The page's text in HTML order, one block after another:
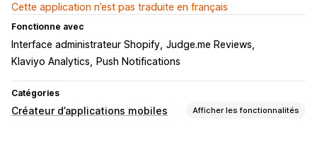
Cette application n’est pas traduite en français
Fonctionne avec
Interface administrateur Shopify Judge.me Reviews
Klaviyo Analytics
Push Notifications
Catégories
Créateur d’applications mobiles Afficher les fonctionnalités